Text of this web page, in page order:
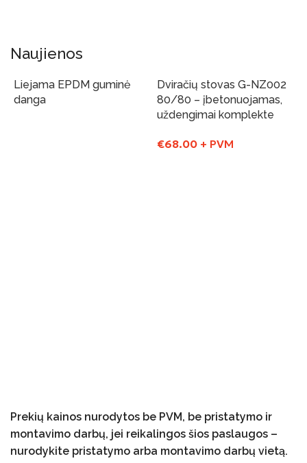
REALIZUOTI PROJEKTAI
Naujienos
Liejama EPDM guminė
danga
Dviračių stovas G-NZ002
80/80 – įbetonuojamas,
uždengimai komplekte
€68.00 + PVM
Prekių kainos nurodytos be PVM, be pristatymo ir
montavimo darbų, jei reikalingos šios paslaugos –
nurodykite pristatymo arba montavimo darbų vietą.